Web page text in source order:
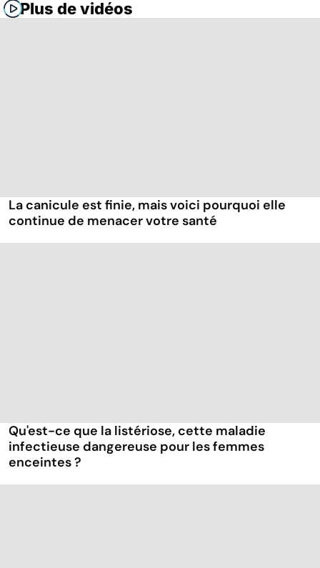
Plus de vidéos
La canicule est finie, mais voici pourquoi elle
continue de menacer votre santé
Qu'est-ce que la listériose, cette maladie
infectieuse dangereuse pour les femmes
enceintes ?